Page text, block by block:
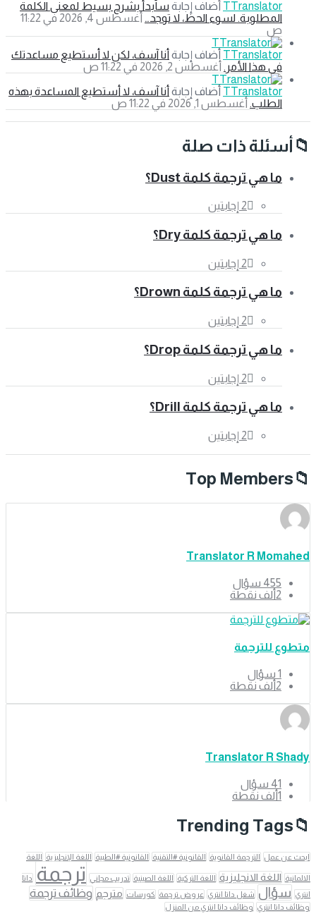
TTranslator
سأبدأ بشرح بسيط لمعنى الكلمة
المطلوبة. لسوء الحظ، لا توجد…
‫أغسطس 4, 2026 في 11:22
ص
TTranslator
أنا آسف، لكن لا أستطيع مساعدتك
في هذا الأمر. ‫أغسطس 2, 2026 في 11:22 ص
TTranslator
أنا آسف، لا أستطيع المساعدة بهذه
الطلب. ‫أغسطس 1, 2026 في 11:22 ص
أسئلة ذات صلة
ما هي ترجمة كلمة Dust؟
‫2 إجابتين
ما هي ترجمة كلمة Dry؟
‫2 إجابتين
ما هي ترجمة كلمة Drown؟
‫2 إجابتين
ما هي ترجمة كلمة Drop؟
‫2 إجابتين
ما هي ترجمة كلمة Drill؟
‫2 إجابتين
Top Members
Translator R Momahed
455 سؤال
2ألف
نقطة
متطوع للترجمة
1 سؤال
2ألف
نقطة
Translator R Shady
41 سؤال
1ألف
نقطة
Trending Tags
ابحث عن عمل الترجمة القانوية القانونية #التقنية القانونية #الطبية اللغة الإنجليزية اللغة
الالمانية اللغة الانجليزية اللغة التركية اللغة الصينية تدريب مجاني ترجمة
داتا
انتري سؤال شغل داتا انتري عروض ترجمة كورسات مترجم وظائف ترجمة
وظائف داتا انتري وظائف داتا انتري من المنزل